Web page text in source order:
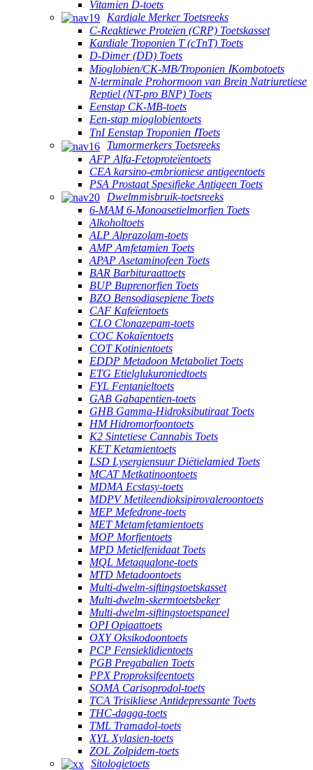
Vitamien D-toets
Kardiale Merker Toetsreeks
C-Reaktiewe Proteïen (CRP) Toetskasset
Kardiale Troponien T (cTnT) Toets
D-Dimer (DD) Toets
Mioglobien/CK-MB/Troponien ⅠKombotoets
N-terminale Prohormoon van Brein Natriuretiese
Reptiel (NT-pro BNP) Toets
Eenstap CK-MB-toets
Een-stap mioglobientoets
TnI Eenstap Troponien ⅠToets
Tumormerkers Toetsreeks
AFP Alfa-Fetoproteïentoets
CEA karsino-embrioniese antigeentoets
PSA Prostaat Spesifieke Antigeen Toets
Dwelmmisbruik-toetsreeks
6-MAM 6-Monoasetielmorfien Toets
Alkoholtoets
ALP Alprazolam-toets
AMP Amfetamien Toets
APAP Asetaminofeen Toets
BAR Barbituraattoets
BUP Buprenorfien Toets
BZO Bensodiasepiene Toets
CAF Kafeïentoets
CLO Clonazepam-toets
COC Kokaïentoets
COT Kotinientoets
EDDP Metadoon Metaboliet Toets
ETG Etielglukuroniedtoets
FYL Fentanieltoets
GAB Gabapentien-toets
GHB Gamma-Hidroksibutiraat Toets
HM Hidromorfoontoets
K2 Sintetiese Cannabis Toets
KET Ketamientoets
LSD Lysergiensuur Diëtielamied Toets
MCAT Metkatinoontoets
MDMA Ecstasy-toets
MDPV Metileendioksipirovaleroontoets
MEP Mefedrone-toets
MET Metamfetamientoets
MOP Morfientoets
MPD Metielfenidaat Toets
MQL Metaqualone-toets
MTD Metadoontoets
Multi-dwelm-siftingstoetskasset
Multi-dwelm-skermtoetsbeker
Multi-dwelm-siftingstoetspaneel
OPI Opiaattoets
OXY Oksikodoontoets
PCP Fensieklidientoets
PGB Pregabalien Toets
PPX Proproksifeentoets
SOMA Carisoprodol-toets
TCA Trisikliese Antidepressante Toets
THC-dagga-toets
TML Tramadol-toets
XYL Xylasien-toets
ZOL Zolpidem-toets
Sitologietoets